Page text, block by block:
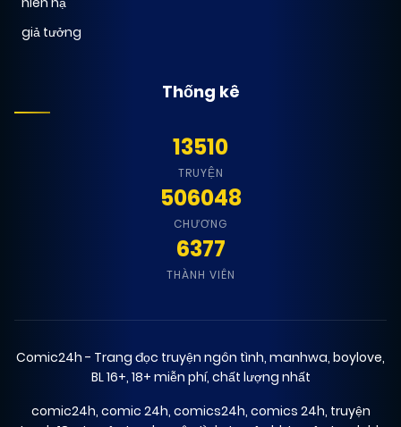
giả tưởng
Thống kê
13510
TRUYỆN
506048
CHƯƠNG
6377
THÀNH VIÊN
Comic24h - Trang đọc truyện ngôn tình, manhwa, boylove,
BL 16+, 18+ miễn phí, chất lượng nhất
comic24h, comic 24h, comics24h, comics 24h, truyện